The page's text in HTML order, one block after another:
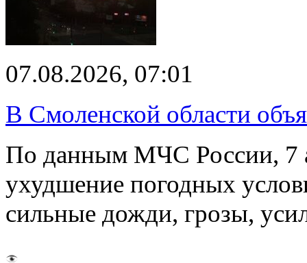
07.08.2026, 07:01
В Смоленской области
По данным МЧС России, 7
ухудшение погодных
сильные дожди, грозы,